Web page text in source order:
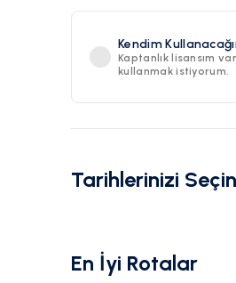
Kendim
Kaptanlık lisansım
kullanmak istiyorum.
Tarihlerinizi Seçin
En İyi Rotalar